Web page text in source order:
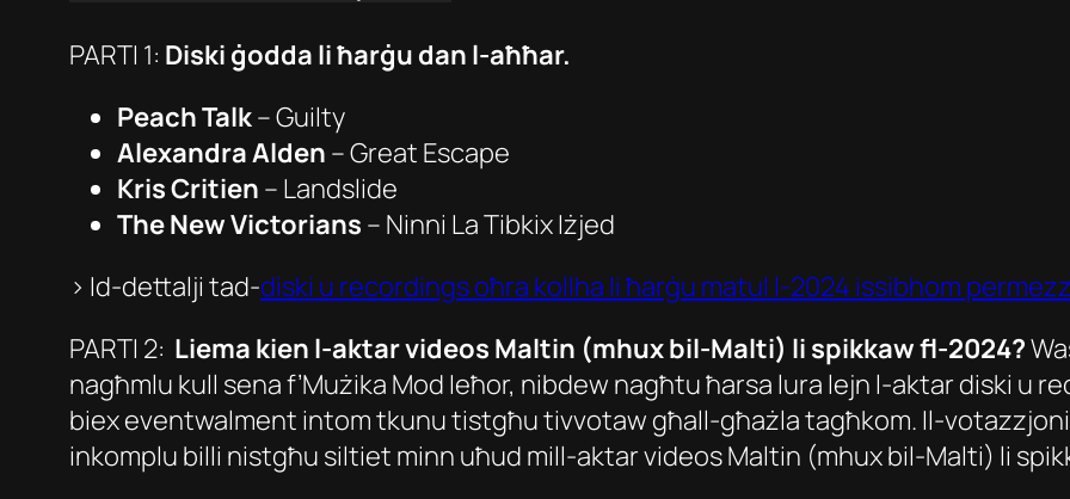
PARTI 1: Diski ġodda li ħarġu dan l-aħħar.
Peach Talk–Guilty
Alexandra Alden –Great Escape
Kris Critien – Landslide
The New Victorians – Ninni La Tibkix Iżjed
> Id-dettalji tad-diski u recordings oħra kollha li ħarġu matul l-2024 issibhom
PARTI 2: Liema kien l-aktar videos Maltin (mhux bil-Malti) li spikkaw fl-2024?
nagħmlu kull sena f’Mużika Mod Ieħor, nibdew nagħtu ħarsa lura lejn l-aktar diski u
biex eventwalment intom tkunu tistgħu tivvotaw għall-għażla tagħkom. Il-
inkomplu billi nistgħu siltiet minn uħud mill-aktar videos Maltin (mhux bil-Malti) li